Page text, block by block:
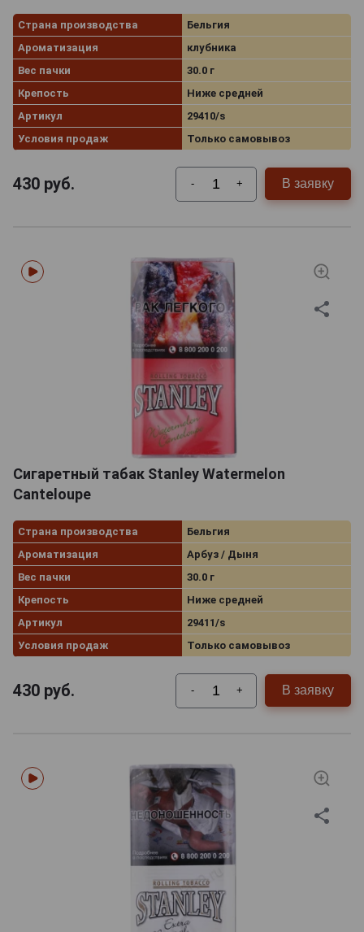
Страна производства
Бельгия
Ароматизация
клубника
Вес пачки
30.0 г
Крепость
Ниже средней
Артикул
29410/s
Условия продаж
Только самовывоз
430 руб. - + В заявку
Сигаретный табак Stanley Watermelon
Canteloupe
Страна производства
Бельгия
Ароматизация
Арбуз / Дыня
Вес пачки
30.0 г
Крепость
Ниже средней
Артикул
29411/s
Условия продаж
Только самовывоз
430 руб. - + В заявку